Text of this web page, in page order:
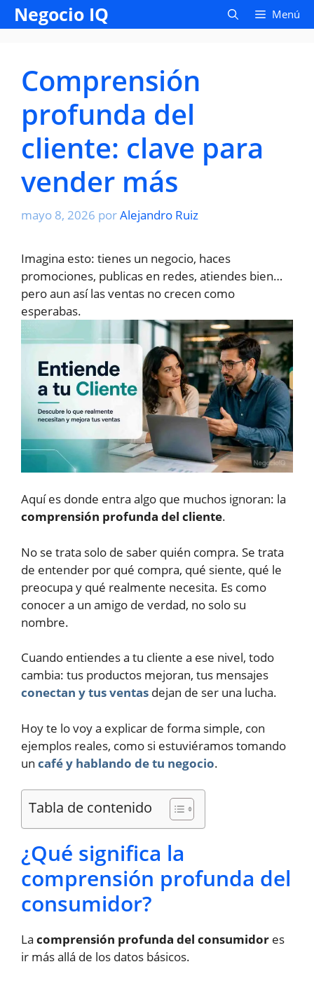
Saltar
al Negocio IQ Menú
Comprensión
profunda del
cliente: clave para
vender más
mayo 8, 2026 porAlejandro Ruiz
Imagina esto: tienes un negocio, haces
promociones, publicas en redes, atiendes bien…
pero aun así las ventas no crecen como
esperabas.
Aquí es donde entra algo que muchos ignoran: la
comprensión profunda del cliente.
No se trata solo de saber quién compra. Se trata
de entender por qué compra, qué siente, qué le
preocupa y qué realmente necesita. Es como
conocer a un amigo de verdad, no solo su
nombre.
Cuando entiendes a tu cliente a ese nivel, todo
cambia: tus productos mejoran, tus mensajes
conectan y tus ventas dejan de ser una lucha.
Hoy te lo voy a explicar de forma simple, con
ejemplos reales, como si estuviéramos tomando
un café y hablando de tu negocio.
Tabla de contenido
¿Qué significa la
comprensión profunda del
consumidor?
La comprensión profunda del consumidor es
ir más allá de los datos básicos.